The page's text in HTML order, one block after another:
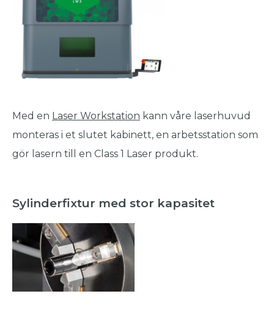
Med en Laser Workstation kann våre laserhuvud
monteras i et slutet kabinett, en arbetsstation som
gör lasern till en Class 1 Laser produkt.
Sylinderfixtur med stor kapasitet